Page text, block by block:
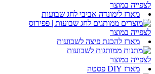
לצפייה במוצר
מארז לימונדה אביבי לחג שבועות
לצפייה במוצר
מארז להכנת פיצה לשבועות
לצפייה במוצר
מארז DIY פסטה